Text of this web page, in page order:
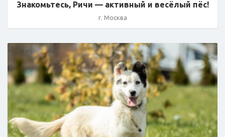
Знакомьтесь, Ричи — активный и весёлый пёс!
г. Москва